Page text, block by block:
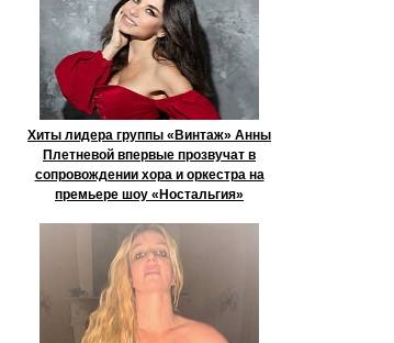
Хиты лидера группы «Винтаж» Анны
Плетневой впервые прозвучат в
сопровождении хора и оркестра на
премьере шоу «Ностальгия»